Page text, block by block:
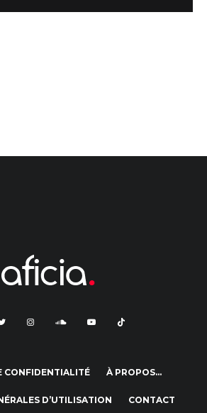
CONFIDENTIALITÉ À PROPOS…
D’UTILISATION CONTACT